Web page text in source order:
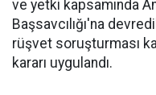
ve yetki kapsamında
Başsavcılığı'na
rüşvet soruşturması
kararı uygulandı.